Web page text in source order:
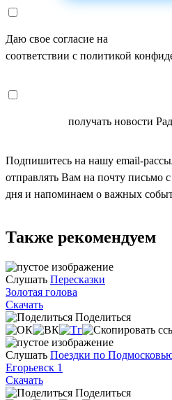
Даю свое согласие на
соответствии с политикой
получать новости
Подпишитесь на нашу email-
отправлять Вам на почту письмо
дня и напоминаем о важных
Также рекомендуем
Слушать Пересказки
Золотая голова
Скачать
Поделиться
Слушать Поездки по
Егорьевск 1
Скачать
Поделиться